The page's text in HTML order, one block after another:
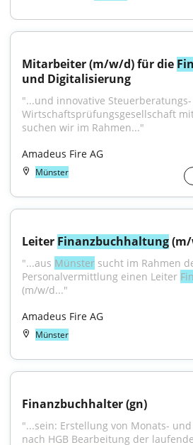
Mitarbeiter (m/w/d) für die
und Digitalisierung
"...und innovative
Wirtschaftsprüfungsgesellschaft
suchen wir im Rahmen..."
Amadeus Fire AG
Münster
Leiter Finanzbuchhaltung
"...aus Münster sucht im Rahmen
Personalvermittlung einen Leiter
(m/w/d..."
Amadeus Fire AG
Münster
Finanzbuchhalter (gn)
"...sein: Erstellung von Monats-